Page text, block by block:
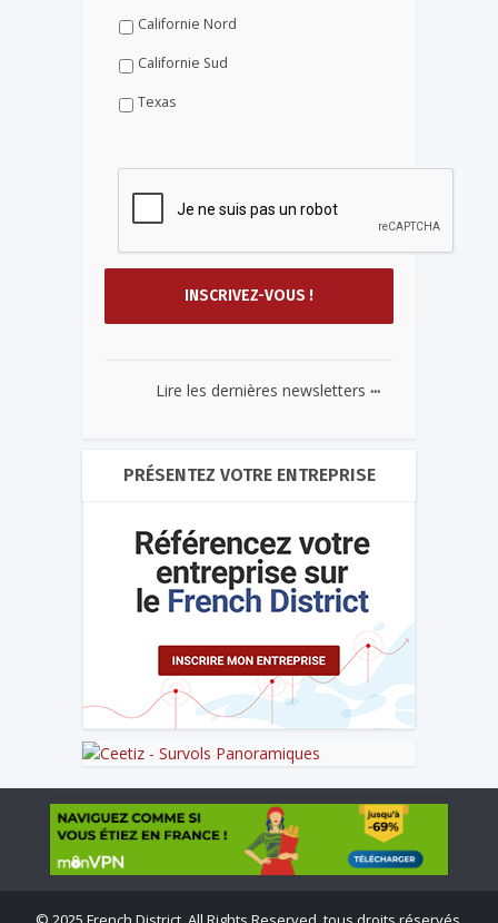
Californie Nord
Californie Sud
Texas
Lire les dernières newsletters ...
PRÉSENTEZ VOTRE ENTREPRISE